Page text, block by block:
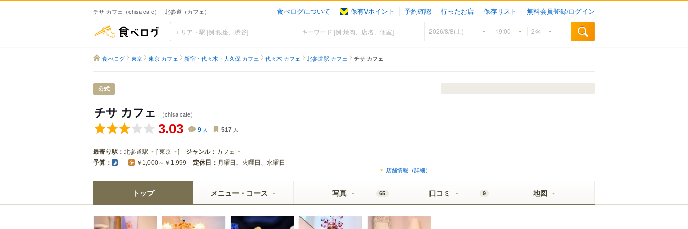
チサ カフェ（chisa cafe） - 北参道（カフェ） 食べログについて 保有Vポイント 予約確認 行ったお店 保存リスト 無料会員登録/ログイン
食べログ
食べログ 東京 東京 カフェ 新宿・代々木・大久保 カフェ 代々木 カフェ 北参道駅 カフェ チサ カフェ
公式
チサ カフェ （chisa cafe）
3.03 9 人 517 人
最寄り駅： 北参道駅 [東京 ] ジャンル： カフェ
予算： - ￥1,000～￥1,999 定休日： 月曜日、火曜日、水曜日
店舗情報（詳細）
トップ メニュー・コース 写真 65 口コミ 9 地図